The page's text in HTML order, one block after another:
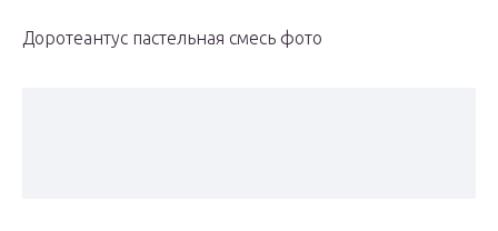
Доротеантус пастельная смесь фото